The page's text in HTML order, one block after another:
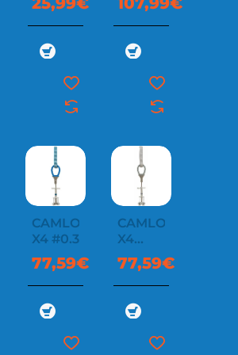
CAMLOT
X4 #0.3
77,59€
CAMLOT
X4
#0.4
77,59€